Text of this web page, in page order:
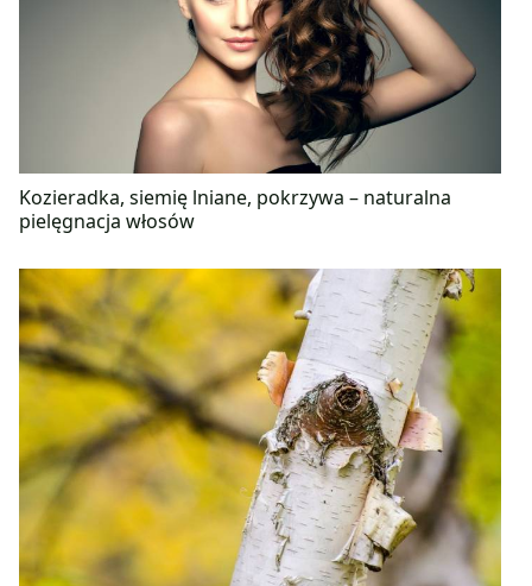
Kozieradka, siemię lniane, pokrzywa – naturalna
pielęgnacja włosów